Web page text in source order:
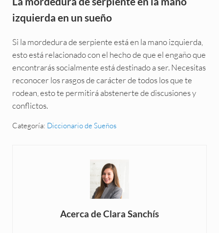
izquierda en un sueño
Si la mordedura de serpiente está en la mano izquierda,
esto está relacionado con el hecho de que el engaño que
encontrarás socialmente está destinado a ser. Necesitas
reconocer los rasgos de carácter de todos los que te
rodean, esto te permitirá abstenerte de discusiones y
conflictos.
Categoría: Diccionario de Sueños
Acerca deClara Sanchís